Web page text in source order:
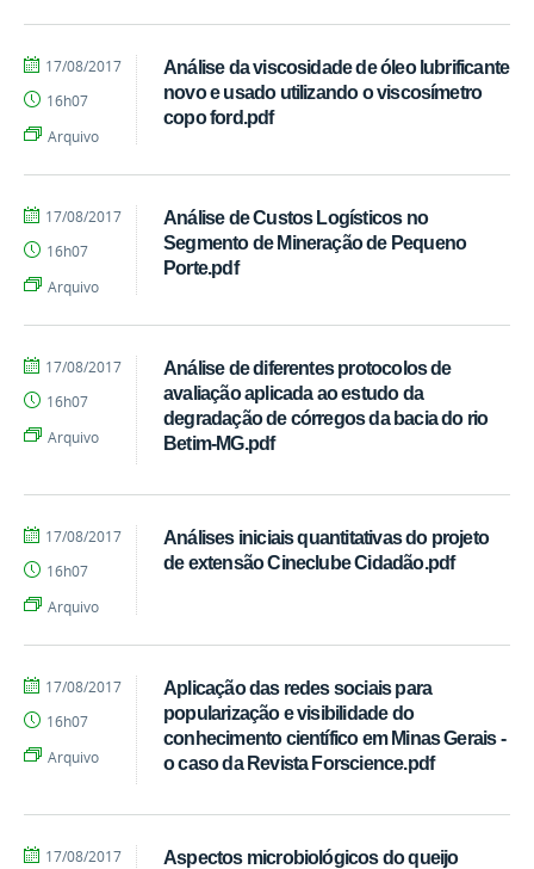
Análise da viscosidade de óleo lubrificante
novo e usado utilizando o viscosímetro
copo ford.pdf
por
Regina
Machado
publicado
17/08/2017
16h07
Arquivo
Análise de Custos Logísticos no
Segmento de Mineração de Pequeno
Porte.pdf
por
Regina
Machado
publicado
17/08/2017
16h07
Arquivo
Análise de diferentes protocolos de
avaliação aplicada ao estudo da
degradação de córregos da bacia do rio
Betim-MG.pdf
por
Regina
Machado
Alves
publicado
17/08/2017
16h07
Arquivo
Análises iniciais quantitativas do projeto
de extensão Cineclube Cidadão.pdf
por
Regina
Machado
Alves
publicado
17/08/2017
16h07
Arquivo
Aplicação das redes sociais para
popularização e visibilidade do
conhecimento científico em Minas Gerais -
o caso da Revista Forscience.pdf
por
Regina
Machado
Alves
publicado
17/08/2017
16h07
Arquivo
Aspectos microbiológicos do queijo
por
publicado
17/08/2017